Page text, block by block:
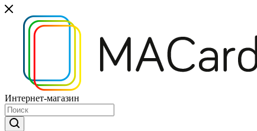
Интернет-магазин